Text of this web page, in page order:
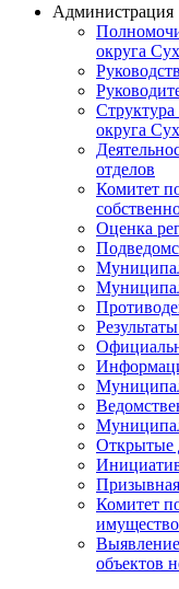
Администрация
округа
округа
отделов
Комитет
Оценка
Открытые
Комитет
объектов